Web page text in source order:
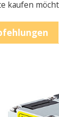
kaufen